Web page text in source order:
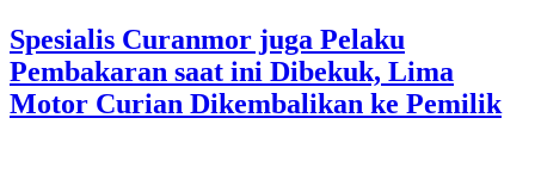
Spesialis Curanmor juga Pelaku
Pembakaran saat ini Dibekuk, Lima
Motor Curian Dikembalikan ke Pemilik